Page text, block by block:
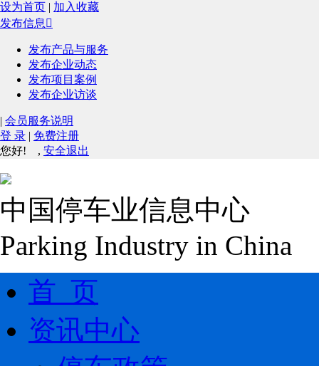
设为首页 | 加入收藏
发布信息 
发布产品与服务
发布企业动态
发布项目案例
发布企业访谈
| 会员服务说明
登 录 | 免费注册
您好!
, 安全退出
中国停车业信息中心
Parking Industry in China
首 页
资讯中心